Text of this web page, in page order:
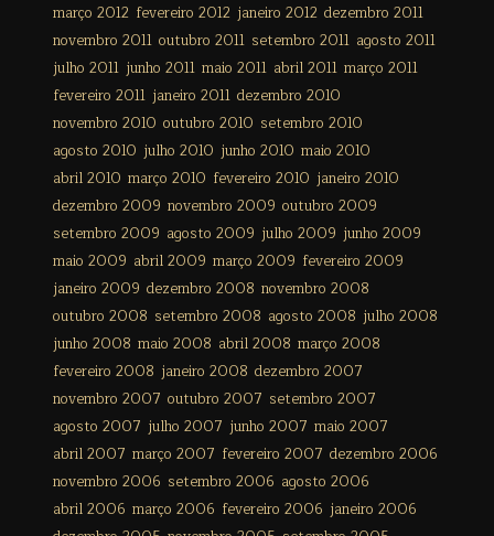
março 2012 fevereiro 2012 janeiro 2012 dezembro 2011
novembro 2011 outubro 2011 setembro 2011 agosto 2011
julho 2011 junho 2011 maio 2011 abril 2011 março 2011
fevereiro 2011 janeiro 2011 dezembro 2010
novembro 2010 outubro 2010 setembro 2010
agosto 2010 julho 2010 junho 2010 maio 2010
abril 2010 março 2010 fevereiro 2010 janeiro 2010
dezembro 2009 novembro 2009 outubro 2009
setembro 2009 agosto 2009 julho 2009 junho 2009
maio 2009 abril 2009 março 2009 fevereiro 2009
janeiro 2009 dezembro 2008 novembro 2008
outubro 2008 setembro 2008 agosto 2008 julho 2008
junho 2008 maio 2008 abril 2008 março 2008
fevereiro 2008 janeiro 2008 dezembro 2007
novembro 2007 outubro 2007 setembro 2007
agosto 2007 julho 2007 junho 2007 maio 2007
abril 2007 março 2007 fevereiro 2007 dezembro 2006
novembro 2006 setembro 2006 agosto 2006
abril 2006 março 2006 fevereiro 2006 janeiro 2006